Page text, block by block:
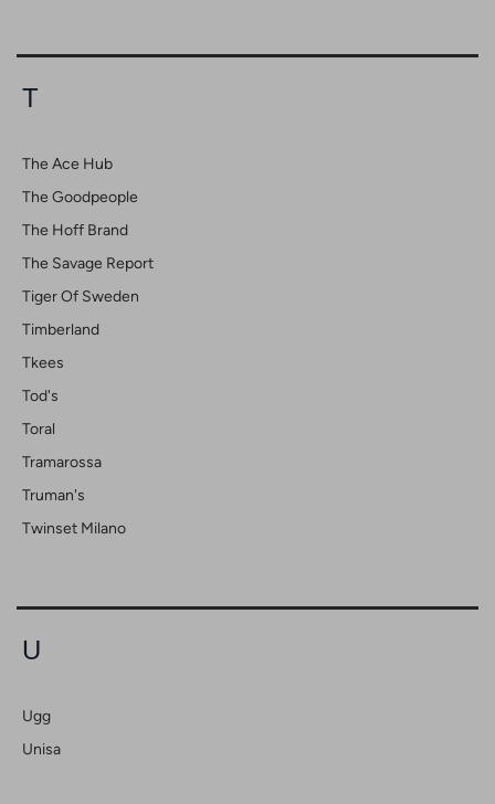
T
The Ace Hub
The Goodpeople
The Hoff Brand
The Savage Report
Tiger Of Sweden
Timberland
Tkees
Tod's
Toral
Tramarossa
Truman's
Twinset Milano
U
Ugg
Unisa